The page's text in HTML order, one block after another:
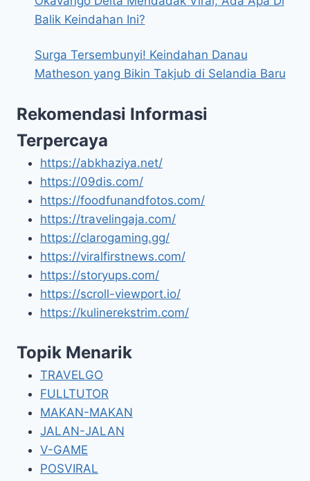
Balik Keindahan Ini?
Surga Tersembunyi! Keindahan Danau
Matheson yang Bikin Takjub di Selandia Baru
Rekomendasi Informasi
Terpercaya
https://abkhaziya.net/
https://09dis.com/
https://foodfunandfotos.com/
https://travelingaja.com/
https://clarogaming.gg/
https://viralfirstnews.com/
https://storyups.com/
https://scroll-viewport.io/
https://kulinerekstrim.com/
Topik Menarik
TRAVELGO
FULLTUTOR
MAKAN-MAKAN
JALAN-JALAN
V-GAME
POSVIRAL